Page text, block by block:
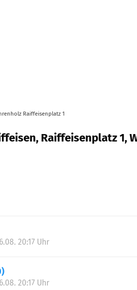
Raiffeisenplatz 1
Raiffeisenplatz 1,
20:17 Uhr
20:17 Uhr